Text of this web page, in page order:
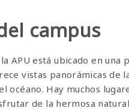
campus
APU está ubicado en una
vistas panorámicas de
océano. Hay muchos
de la hermosa